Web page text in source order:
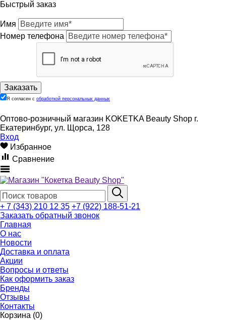
Быстрый заказ
Имя
Номер телефона
Я согласен с обработкой персональных данных
Оптово-розничный магазин KOKETKA Beauty Shop г.
Екатеринбург, ул. Щорса, 128
Вход
Избранное
Сравнение
+ 7 (343) 210 12 35 +7 (922) 188-51-21
Заказать обратный звонок
Главная
О нас
Новости
Доставка и оплата
Акции
Вопросы и ответы
Как оформить заказ
Бренды
Отзывы
Контакты
Корзина (0)